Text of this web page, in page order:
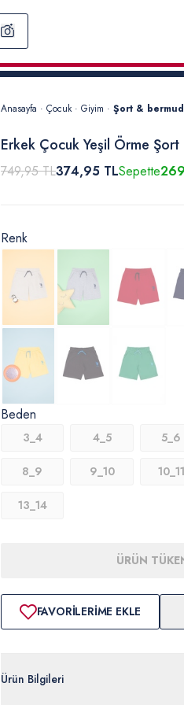
Anasayfa · Çocuk · Giyim · Şort &
Erkek Çocuk Yeşil Örme Şort
749,95 TL374,95 TLSepette
Beden
3_4
4_5 5_6
8_9 9_10 10_11
13_14
Renk
ÜRÜN
FAVORILERIME EKLE
Ürün Bilgileri